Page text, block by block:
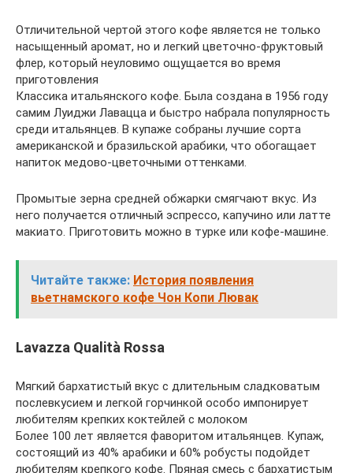
Отличительной чертой этого кофе является не только
насыщенный аромат, но и легкий цветочно-фруктовый
флер, который неуловимо ощущается во время
приготовления
Классика итальянского кофе. Была создана в 1956 году
самим Луиджи Лавацца и быстро набрала популярность
среди итальянцев. В купаже собраны лучшие сорта
американской и бразильской арабики, что обогащает
напиток медово-цветочными оттенками.
Промытые зерна средней обжарки смягчают вкус. Из
него получается отличный эспрессо, капучино или латте
макиато. Приготовить можно в турке или кофе-машине.
Читайте также: История появления
вьетнамского кофе Чон Копи Лювак
Lavazza Qualità Rossa
Мягкий бархатистый вкус с длительным сладковатым
послевкусием и легкой горчинкой особо импонирует
любителям крепких коктейлей с молоком
Более 100 лет является фаворитом итальянцев. Купаж,
состоящий из 40% арабики и 60% робусты подойдет
любителям крепкого кофе. Пряная смесь с бархатистым